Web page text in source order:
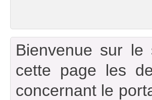
Bienvenue sur le
cette page les
concernant le